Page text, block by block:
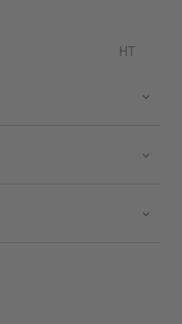
HT